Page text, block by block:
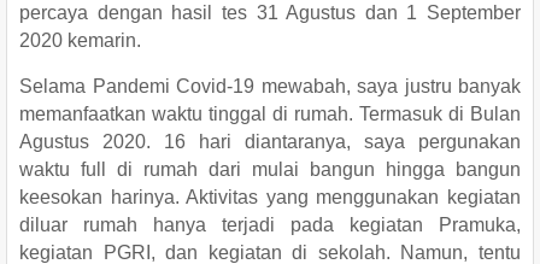
percaya dengan hasil tes 31 Agustus dan 1 September
2020 kemarin.
Selama Pandemi Covid-19 mewabah, saya justru banyak
memanfaatkan waktu tinggal di rumah. Termasuk di Bulan
Agustus 2020. 16 hari diantaranya, saya pergunakan
waktu full di rumah dari mulai bangun hingga bangun
keesokan harinya. Aktivitas yang menggunakan kegiatan
diluar rumah hanya terjadi pada kegiatan Pramuka,
kegiatan PGRI, dan kegiatan di sekolah. Namun, tentu